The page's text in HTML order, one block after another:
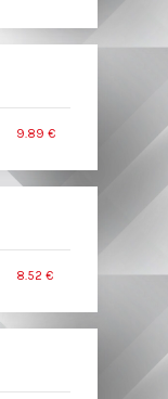
9.89 €
8.52 €